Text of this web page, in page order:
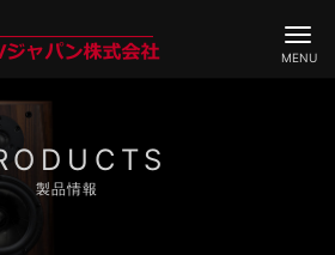
ナ
ビ
ゲ
MENU
製品情報